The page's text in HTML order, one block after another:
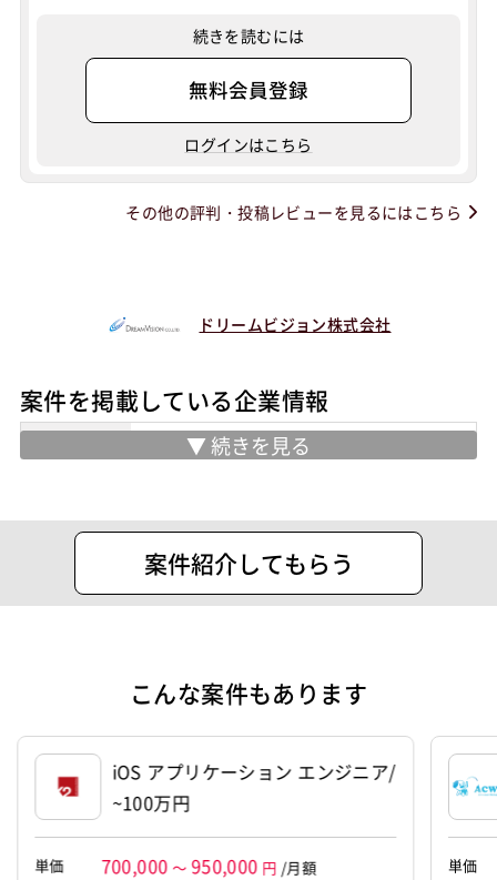
続きを読むには
無料会員登録
ログインはこちら
その他の評判・投稿レビューを見るにはこちら
ドリームビジョン株式会社
案件を掲載している企業情報
人材派遣事業
ITソリューション事業
ITアウトソーシング事業
システム開発事業
中央区日本橋小伝馬町9-10 小伝馬町ビ
ル5階
設立 2008年6月10日
代表者 前田 俊樹
9,000万円
案件紹介してもらう
こんな案件もあります
iOS アプリケーション エンジニア/
~100万円
単価 700,000 ～ 950,000 円 /月額
単価